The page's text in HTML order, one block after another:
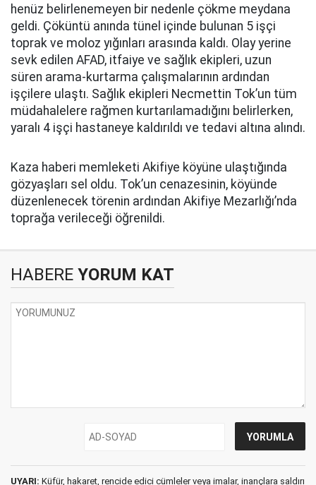
henüz belirlenemeyen bir nedenle çökme meydana
geldi. Çöküntü anında tünel içinde bulunan 5 işçi
toprak ve moloz yığınları arasında kaldı. Olay yerine
sevk edilen AFAD, itfaiye ve sağlık ekipleri, uzun
süren arama-kurtarma çalışmalarının ardından
işçilere ulaştı. Sağlık ekipleri Necmettin Tok’un tüm
müdahalelere rağmen kurtarılamadığını belirlerken,
yaralı 4 işçi hastaneye kaldırıldı ve tedavi altına alındı.
Kaza haberi memleketi Akifiye köyüne ulaştığında
gözyaşları sel oldu. Tok’un cenazesinin, köyünde
düzenlenecek törenin ardından Akifiye Mezarlığı’nda
toprağa verileceği öğrenildi.
HABERE YORUM KAT
UYARI: Küfür, hakaret, rencide edici cümleler veya imalar, inançlara saldırı